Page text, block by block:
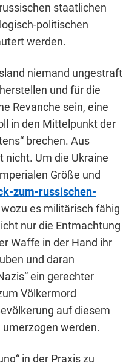
staatlichen
politischen
werden.
niemand ungestraft
und für die
Revanche sein, eine
in den Mittelpunkt der
brechen. Aus
nicht. Um die Ukraine
Größe und
zum-russischen-
es militärisch fähig
nur die Entmachtung
Waffe in der Hand ihr
und daran
ein gerechter
Völkermord
auf diesem
umerzogen werden.
in der Praxis zu